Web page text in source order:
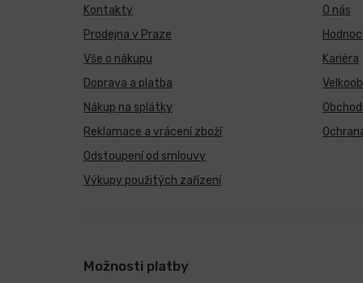
Kontakty
Prodejna v Praze
Vše o nákupu
Doprava a platba
Nákup na splátky
Reklamace a vrácení zboží
Odstoupení od smlouvy
Výkupy použitých zařízení
O nás
Kariéra
Možnosti platby